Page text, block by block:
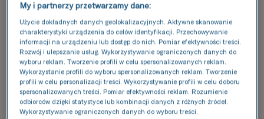
ośrodkach ginekologicznych także poza
granicami kraju (Dania, Hiszpania, USA, Belgia).
Sama jest mamą i wie jak trudna, a czasem
długa może być droga do odpowiedzialnego i
dojrzałego macierzyństwa.
My i partnerzy przetwarzamy dane:
Użycie dokładnych danych geolokalizacyjnych. Aktywne skanowanie
charakterystyki urządzenia do celów identyfikacji. Przechowywanie
informacji na urządzeniu lub dostęp do nich. Pomiar efektywności treści.
Rozwój i ulepszanie usług. Wykorzystywanie ograniczonych danych do
wyboru reklam. Tworzenie profili w celu spersonalizowanych reklam.
Wykorzystanie profili do wyboru spersonalizowanych reklam. Tworzenie
profili w celu personalizacji treści. Wykorzystywanie profili w celu doboru
spersonalizowanych treści. Pomiar efektywności reklam. Rozumienie
odbiorców dzięki statystyce lub kombinacji danych z różnych źródeł.
Wykorzystywanie ograniczonych danych do wyboru treści.